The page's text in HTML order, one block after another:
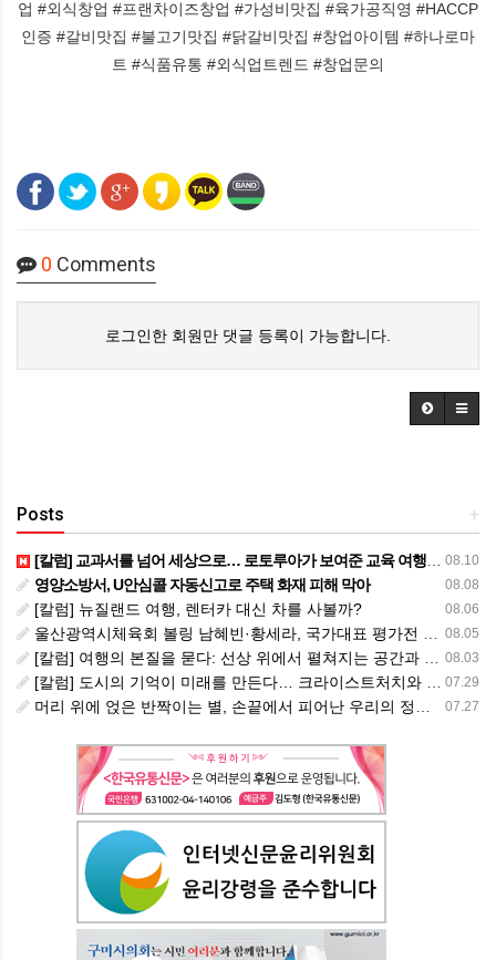
업 #외식창업 #프랜차이즈창업 #가성비맛집 #육가공직영 #HACCP
인증 #갈비맛집 #불고기맛집 #닭갈비맛집 #창업아이템 #하나로마
트 #식품유통 #외식업트렌드 #창업문의
0 Comments
로그인한 회원만 댓글 등록이 가능합니다.
+
Posts
08.10
[칼럼] 교과서를 넘어 세상으로… 로토루아가 보여준 교육 여행의 가치
08.08
영양소방서, U안심콜 자동신고로 주택 화재 피해 막아
08.06
[칼럼] 뉴질랜드 여행, 렌터카 대신 차를 사볼까?
08.05
울산광역시체육회 볼링 남혜빈·황세라, 국가대표 평가전 통과… ‘아시아선수권 출전’
08.03
[칼럼] 여행의 본질을 묻다: 선상 위에서 펼쳐지는 공간과 사람, 그리고 미식의 미학
07.29
[칼럼] 도시의 기억이 미래를 만든다… 크라이스트처치와 한국 도시가 주는 교훈
07.27
머리 위에 얹은 반짝이는 별, 손끝에서 피어난 우리의 정체성